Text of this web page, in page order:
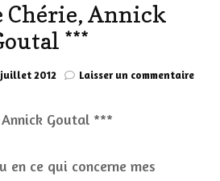
Chérie, Annick
***
juillet 2012 Laisser un commentairesur
en ce qui concerne mes